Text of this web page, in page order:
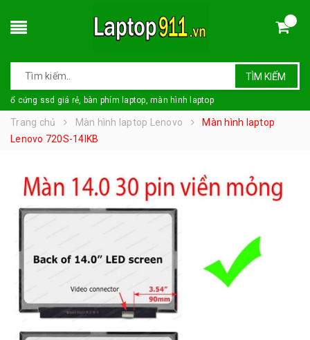
TÌM KIẾM
ổ cứng ssd giá rẻ, bàn phím laptop, màn hình laptop
Trang chủ Màn hình laptop Lenovo
Màn hình laptop
Lenovo 720S-14IKB